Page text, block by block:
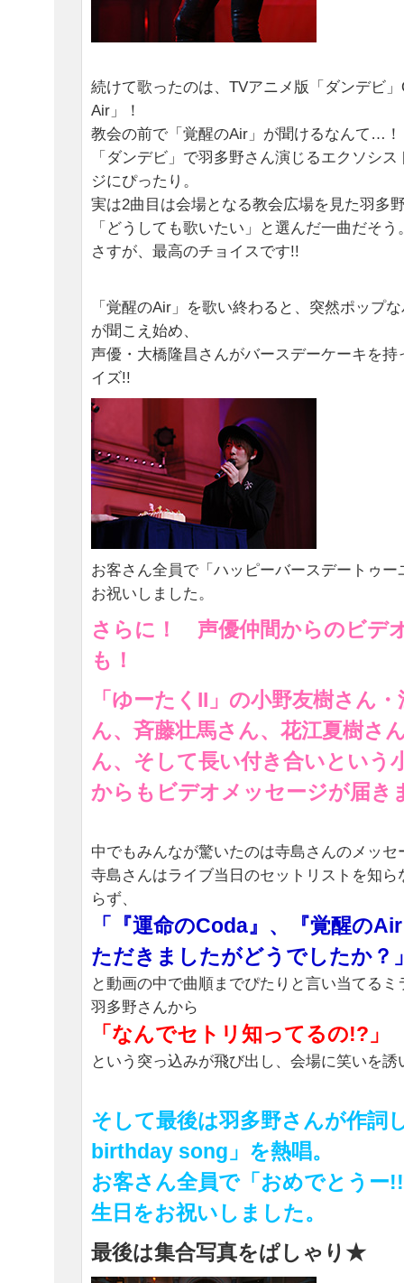
続けて歌ったのは、TVアニメ版「ダンデビ
Air」！
教会の前で「覚醒のAir」が聞けるなんて…！
「ダンデビ」で羽多野さん演じるエクソシ
ジにぴったり。
実は2曲目は会場となる教会広場を見た羽多
「どうしても歌いたい」と選んだ一曲だそう
さすが、最高のチョイスです!!
「覚醒のAir」を歌い終わると、突然ポップ
が聞こえ始め、
声優・大橋隆昌さんがバースデーケーキを持
イズ!!
お客さん全員で「ハッピーバースデートゥ
お祝いしました。
さらに！ 声優仲間からのビデ
も！
「ゆーたくII」の小野友樹さん
ん、斉藤壮馬さん、花江夏樹さ
ん、そして長い付き合いという
からもビデオメッセージが届き
中でもみんなが驚いたのは寺島さんのメッセ
寺島さんはライブ当日のセットリストを知ら
らず、
「『運命のCoda』、『覚醒の
ただきましたがどうでしたか？
と動画の中で曲順までぴたりと言い当てるミ
羽多野さんから
「なんでセトリ知ってるの!?」
という突っ込みが飛び出し、会場に笑いを誘
そして最後は羽多野さんが作詞
birthday song」を熱唱。
お客さん全員で「おめでとうー
生日をお祝いしました。
最後は集合写真をぱしゃり★